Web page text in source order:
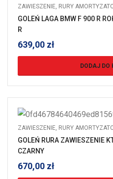
ZAWIESZENIE, RURY
GOLEŃ LAGA BMW F 900 R
R
639,00 zł
DODAJ DO
ZAWIESZENIE, RURY
GOLEŃ RURA ZAWIESZENIE
CZARNY
670,00 zł